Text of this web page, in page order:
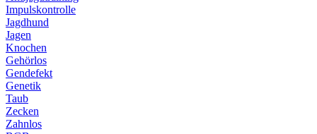
Impulskontrolle
Jagdhund
Jagen
Knochen
Gehörlos
Gendefekt
Genetik
Taub
Zecken
Zahnlos